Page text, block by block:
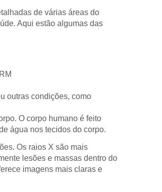
de várias áreas do
Aqui estão algumas das
outras condições, como
O corpo humano é feito
água nos tecidos do corpo.
Os raios X são mais
lesões e massas dentro do
imagens mais claras e